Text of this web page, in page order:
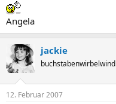
Angela
jackie
buchstabenwirbelwind
12. Februar 2007